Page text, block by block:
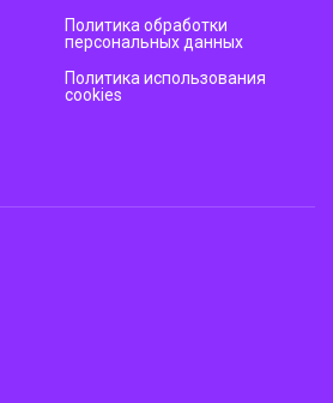
Политика обработки
персональных данных
Политика использования
cookies